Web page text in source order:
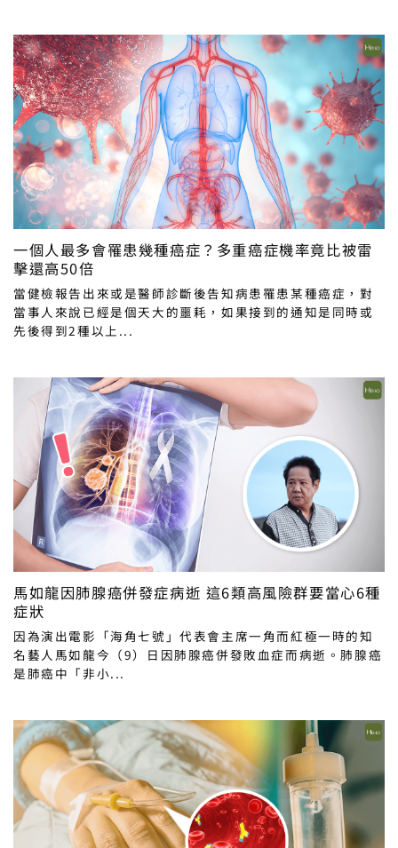
一個人最多會罹患幾種癌症？多重癌症機率竟比被雷
擊還高50倍
當健檢報告出來或是醫師診斷後告知病患罹患某種癌症，對
當事人來說已經是個天大的噩耗，如果接到的通知是同時或
先後得到2種以上...
馬如龍因肺腺癌併發症病逝 這6類高風險群要當心6種
症狀
因為演出電影「海角七號」代表會主席一角而紅極一時的知
名藝人馬如龍今（9）日因肺腺癌併發敗血症而病逝。肺腺癌
是肺癌中「非小...